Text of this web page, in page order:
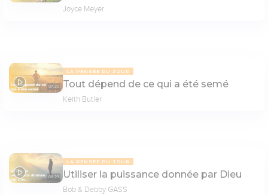
Joyce Meyer
07:20
LA PENSÉE DU JOUR
Tout dépend de ce qui a été semé
Keith Butler
08:23
LA PENSÉE DU JOUR
Utiliser la puissance donnée par Dieu
Bob & Debby GASS